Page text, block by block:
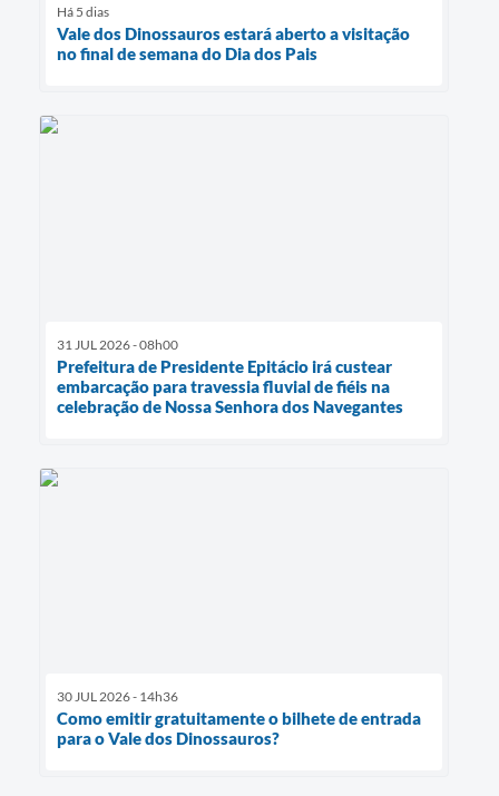
Há 5 dias
Vale dos Dinossauros estará aberto a visitação
no final de semana do Dia dos Pais
31 JUL 2026 - 08h00
Prefeitura de Presidente Epitácio irá custear
embarcação para travessia fluvial de fiéis na
celebração de Nossa Senhora dos Navegantes
30 JUL 2026 - 14h36
Como emitir gratuitamente o bilhete de entrada
para o Vale dos Dinossauros?